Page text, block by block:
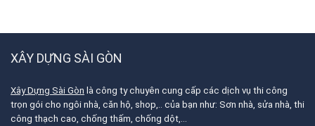
XÂY DỰNG SÀI GÒN
Xây Dựng Sài Gòn là công ty chuyên cung cấp các dịch vụ thi công
trọn gói cho ngôi nhà, căn hộ, shop,.. của bạn như: Sơn nhà, sửa nhà, thi
công thạch cao, chống thấm, chống dột,…